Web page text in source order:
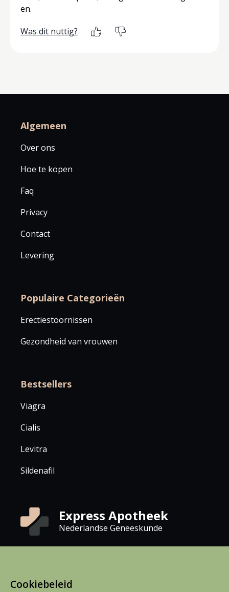
en.
Was dit nuttig?
Algemeen
Over ons
Hoe te kopen
Faq
Privacy
Contact
Levering
Populaire Categorieën
Erectiestoornissen
Gezondheid van vrouwen
Bestsellers
Viagra
Cialis
Levitra
Sildenafil
Express Apotheek
Nederlandse Geneeskunde
Cookiebeleid